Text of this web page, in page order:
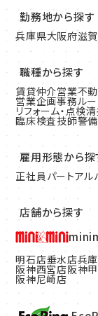
勤務地から探す
兵庫県大阪府滋
職種から探す
賃貸仲介営業不
営業企画事務ル
リフォーム・点検
臨床検査技師警備
雇用形態から探
正社員 パートアル
店舗から探す
明石店垂水店兵
阪神西宮店阪神
阪神尼崎店